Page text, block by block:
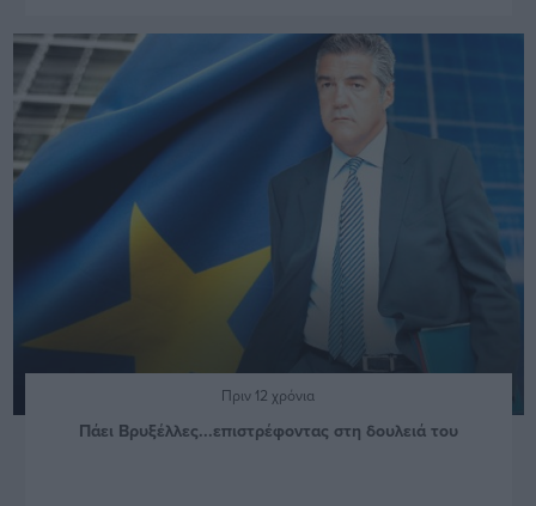
Πριν 12 χρόνια
Πάει Βρυξέλλες...επιστρέφοντας στη δουλειά του